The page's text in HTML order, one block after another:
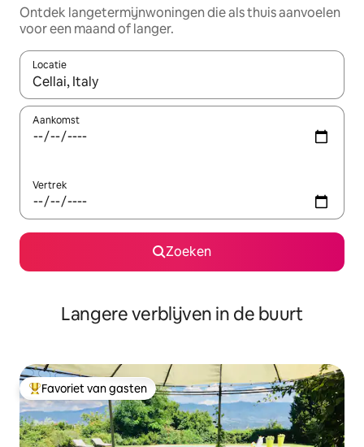
Ontdek langetermijnwoningen die als thuis aanvoelen
voor een maand of langer.
Locatie
Wanneer er resultaten beschikbaar zijn, maak je een keuze
Aankomst
Vertrek
Zoeken
Langere verblijven in de buurt
Topfavoriet van gasten
Favoriet van gasten